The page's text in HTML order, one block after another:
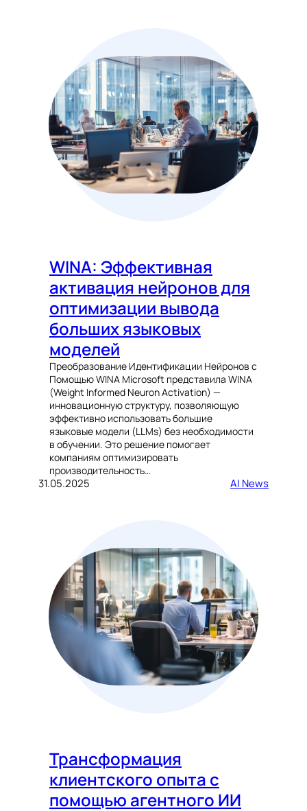
WINA: Эффективная
активация нейронов для
оптимизации вывода
больших языковых
моделей
Преобразование Идентификации Нейронов с
Помощью WINA Microsoft представила WINA
(Weight Informed Neuron Activation) —
инновационную структуру, позволяющую
эффективно использовать большие
языковые модели (LLMs) без необходимости
в обучении. Это решение помогает
компаниям оптимизировать
производительность…
31.05.2025 AI News
Трансформация
клиентского опыта с
помощью агентного ИИ